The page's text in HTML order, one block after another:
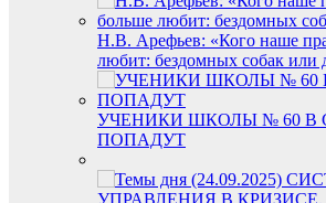
Н.В. Арефьев: «Кого наше
любит: бездомных собак или
УЧЕНИКИ ШКОЛЫ № 60 В
ПОПАДУТ